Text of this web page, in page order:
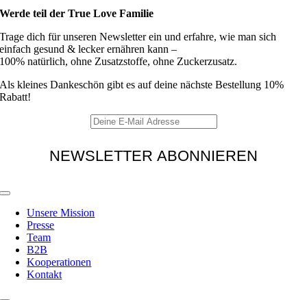
Werde teil der True Love Familie
Trage dich für unseren Newsletter ein und erfahre, wie man sich
einfach gesund & lecker ernähren kann –
100% natürlich, ohne Zusatzstoffe, ohne Zuckerzusatz.
Als kleines Dankeschön gibt es auf deine nächste Bestellung 10%
Rabatt!
Toggle
NavigationUnsere Mission
Presse
Team
B2B
Kooperationen
Kontakt